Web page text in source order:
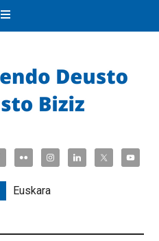
Euskara